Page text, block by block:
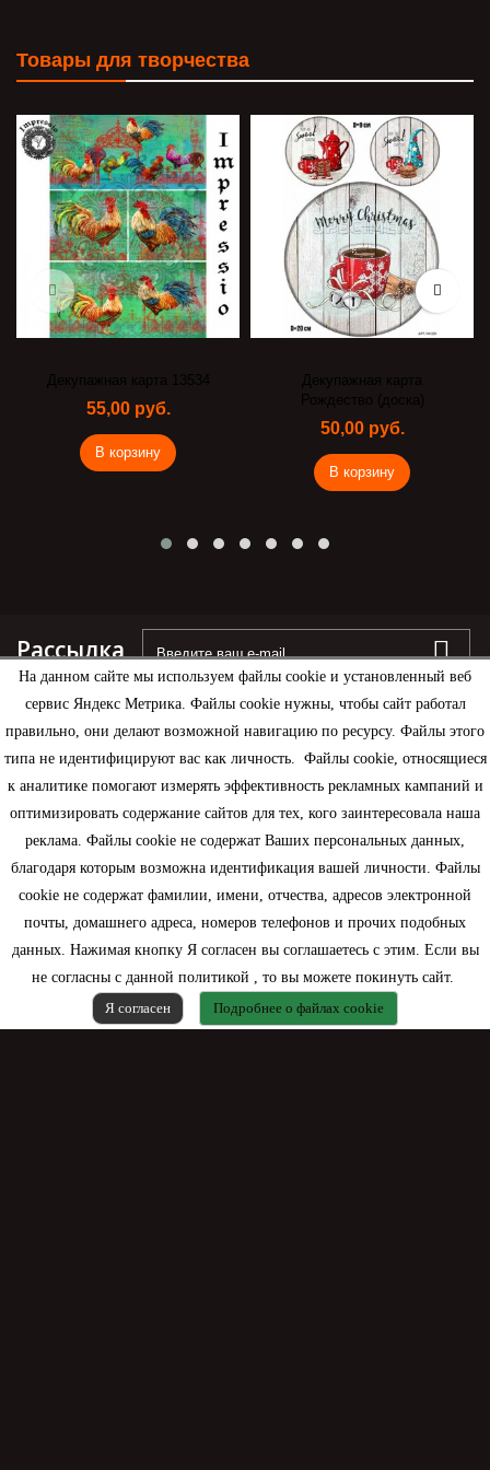
На данном сайте мы используем файлы cookie и установленный веб
сервис Яндекс Метрика. Файлы cookie нужны, чтобы сайт работал
правильно, они делают возможной навигацию по ресурсу. Файлы этого
типа не идентифицируют вас как личность. Файлы cookie, относящиеся
к аналитике помогают измерять эффективность рекламных кампаний и
оптимизировать содержание сайтов для тех, кого заинтересовала наша
реклама. Файлы cookie не содержат Ваших персональных данных,
благодаря которым возможна идентификация вашей личности. Файлы
cookie не содержат фамилии, имени, отчества, адресов электронной
почты, домашнего адреса, номеров телефонов и прочих подобных
данных. Нажимая кнопку Я согласен вы соглашаетесь с этим. Если вы
не согласны с данной политикой , то вы можете покинуть сайт.
Я согласен
Подробнее о файлах cookie
Товары для творчества
Декупажная карта 13534
55,00 руб.
В корзину
Декупажная карта
Рождество (доска)
50,00 руб.
В корзину
Рассылка
Информация
Моя учетная запись
Контактная информация